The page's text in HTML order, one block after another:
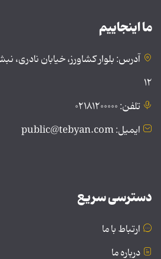
ما اینجاییم
آدرس: بلوار کشاورز، خیابان
۱۲
تلفن: ۰۲۱۸۱۲۰۰۰۰۰
ایمیل: public@tebyan.com
دسترسی سریع
ارتباط با ما
درباره ما